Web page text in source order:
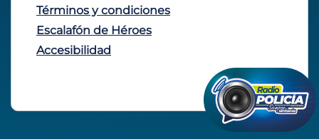
Términos y condiciones
Escalafón de Héroes
Accesibilidad